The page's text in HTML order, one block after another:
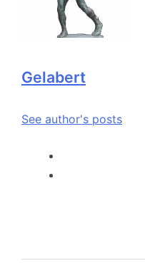
Gelabert
See author's posts